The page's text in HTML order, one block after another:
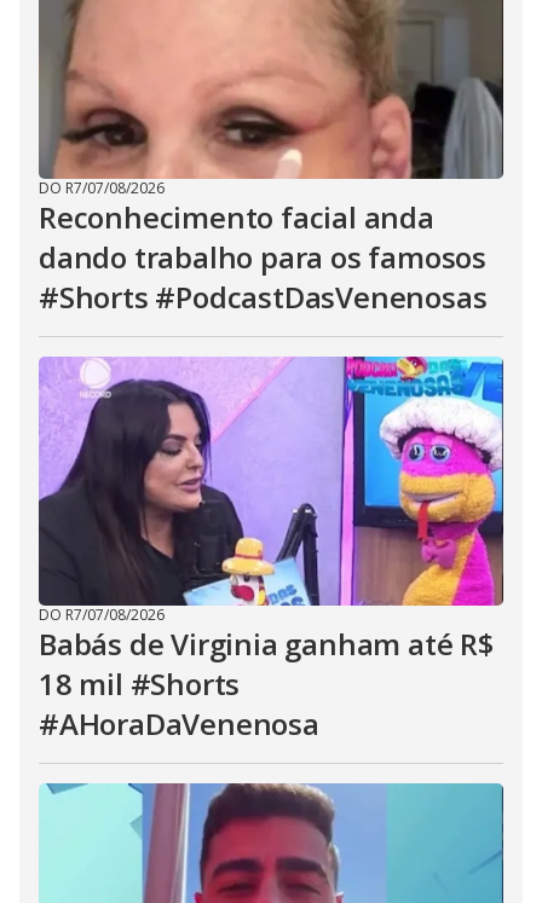
DO R7/07/08/2026
Reconhecimento facial anda
dando trabalho para os famosos
#Shorts #PodcastDasVenenosas
DO R7/07/08/2026
Babás de Virginia ganham até R$
18 mil #Shorts
#AHoraDaVenenosa